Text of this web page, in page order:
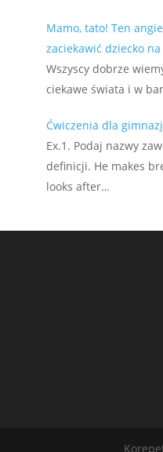
Mamo, tato! Ten
zaciekawić dziecko
Wszyscy dobrze
ciekawe świata i w
Ćwiczenia dla
Ex.1. Podaj nazwy
definicji. He makes
looks after…